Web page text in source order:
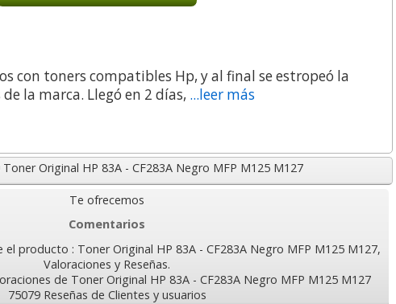
con toners compatibles Hp, y al final se estropeó la
la marca. Llegó en 2 días, ...leer más
Original HP 83A - CF283A Negro MFP M125 M127
Te ofrecemos
Comentarios
el producto : Toner Original HP 83A - CF283A Negro MFP M125 M127,
Valoraciones y Reseñas.
de Toner Original HP 83A - CF283A Negro MFP M125 M127
75079 Reseñas de Clientes y usuarios
monitor
Grados -
30,89 €
Notas adhesivas Post-
it Miami, nuevos
colores, Pack 6 tacos
desde:10,85 €
13,13 con Iva
Pizarra Borrable
Magnética Quartet
desde:6,99 €
original
tricolor
Cartucho HP 304 - 302
Negro, original
N9K06AE
302XL Tricolor alta